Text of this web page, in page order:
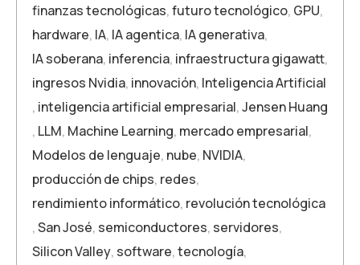
finanzas tecnológicas,futuro tecnológico, GPU,
hardware, IA, IA agentica, IA generativa,
IA soberana, inferencia, infraestructura gigawatt,
ingresos Nvidia, innovación, Inteligencia Artificial
, inteligencia artificial empresarial,Jensen Huang
, LLM, Machine Learning, mercado empresarial,
Modelos de lenguaje, nube, NVIDIA,
producción de chips, redes,
rendimiento informático, revolución tecnológica
,San José, semiconductores, servidores,
Silicon Valley, software,tecnología,